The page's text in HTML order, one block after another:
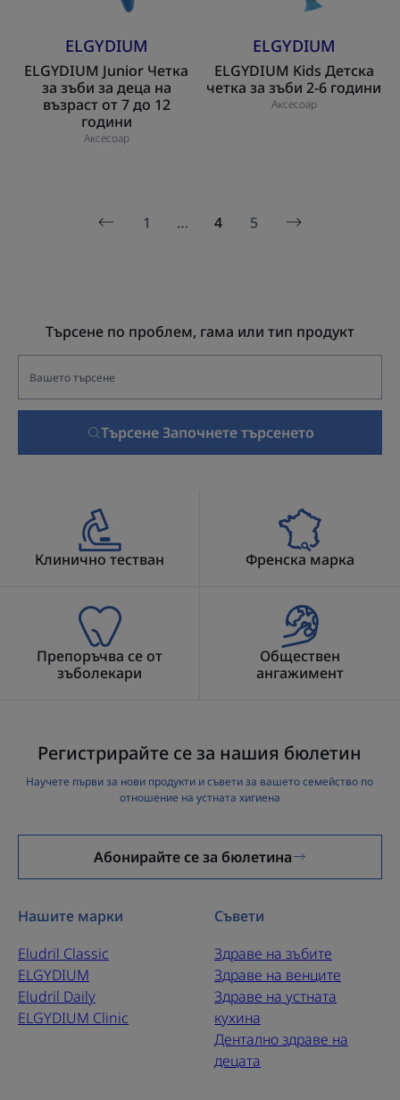
от
7
до
12
години
ELGYDIUM
ELGYDIUM Junior Четка
за зъби за деца на
възраст от 7 до 12
години
Аксесоар
ELGYDIUM
ELGYDIUM Kids Детска
четка за зъби 2-6 години
Аксесоар
Предишна
1 … 4 5
Следваща
Търсене по проблем, гама или тип продукт
Търсене Започнете търсенето
Клинично тестван Френска марка
Препоръчва се от
зъболекари
Обществен
ангажимент
Регистрирайте се за нашия бюлетин
Научете първи за нови продукти и съвети за вашето семейство по
отношение на устната хигиена
Абонирайте се за бюлетина
Нашите марки
Eludril Classic
ELGYDIUM
Eludril Daily
ELGYDIUM Clinic
Съвети
Здраве на зъбите
Здраве на венците
Здраве на устната
кухина
Дентално здраве на
децата